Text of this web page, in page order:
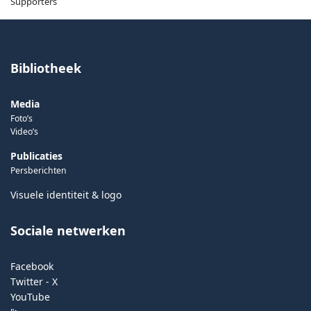
Bibliotheek
Media
Foto’s
Video’s
Publicaties
Persberichten
Visuele identiteit & logo
Sociale netwerken
Facebook
Twitter - X
YouTube